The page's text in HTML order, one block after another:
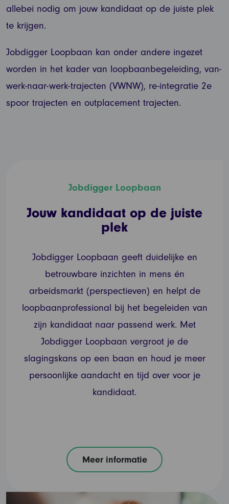
allebei nodig om jouw kandidaat op de juiste plek
te krijgen.
Jobdigger Loopbaan kan onder andere ingezet
worden in het kader van loopbaanbegeleiding, van-
werk-naar-werk-trajecten (VWNW), re-integratie 2e
spoor trajecten en outplacement trajecten.
Jobdigger Loopbaan
Jouw kandidaat op de juiste
plek
Jobdigger Loopbaan geeft duidelijke en
betrouwbare inzichten in mens én
arbeidsmarkt (perspectieven) en helpt de
loopbaanprofessional bij het begeleiden van
zijn kandidaat naar passend werk. Met
Jobdigger Loopbaan vergroot je de
slagingskans op een baan en houd je meer
persoonlijke aandacht en tijd over voor je
kandidaat.
Meer informatie